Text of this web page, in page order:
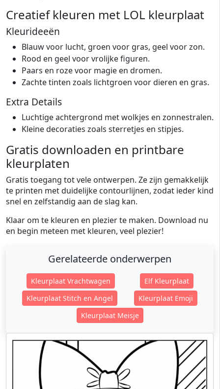
Creatief kleuren met LOL kleurplaat
Kleurideeën
Blauw voor lucht, groen voor gras, geel voor zon.
Rood en geel voor vrolijke figuren.
Paars en roze voor magie en dromen.
Zachte tinten zoals lichtgroen voor dieren en gras.
Extra Details
Luchtige achtergrond met wolkjes en zonnestralen.
Kleine decoraties zoals sterretjes en stipjes.
Gratis downloaden en printbare
kleurplaten
Gratis toegang tot vele ontwerpen. Ze zijn gemakkelijk
te printen met duidelijke contourlijnen, zodat ieder kind
snel en zelfstandig aan de slag kan.
Klaar om te kleuren en plezier te maken. Download nu
en begin meteen met kleuren, veel plezier!
Gerelateerde onderwerpen
Kleurplaat Vrachtwagen
Elf Kleurplaat
Kleurplaat Stitch en Angel
Kleurplaat Emoji
Kleurplaat Meisje